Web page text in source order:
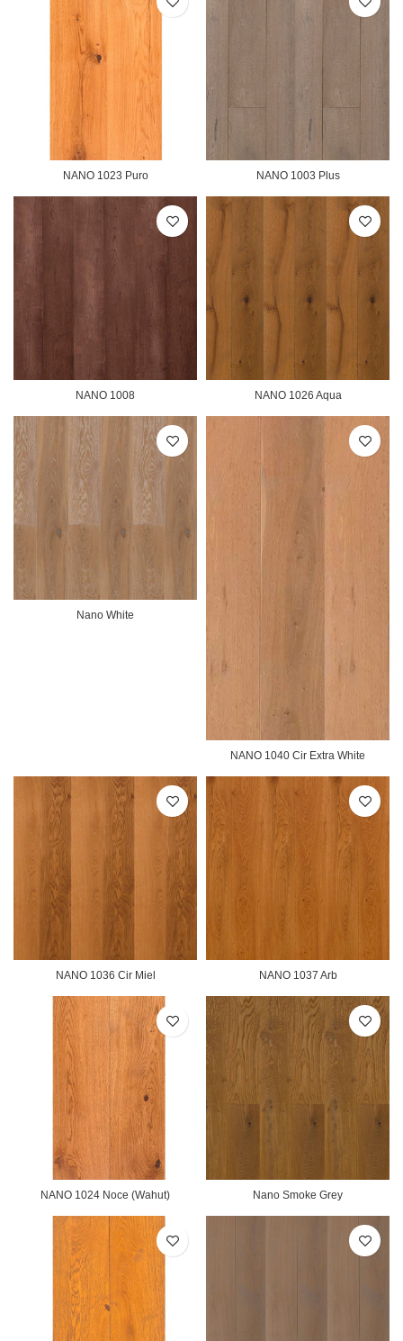
NANO 1023 Puro NANO 1003 Plus
NANO 1008 NANO 1026 Aqua
Nano White
NANO 1040 Cir Extra White
NANO 1036 Cir Miel NANO 1037 Arb
NANO 1024 Noce (Wahut) Nano Smoke Grey